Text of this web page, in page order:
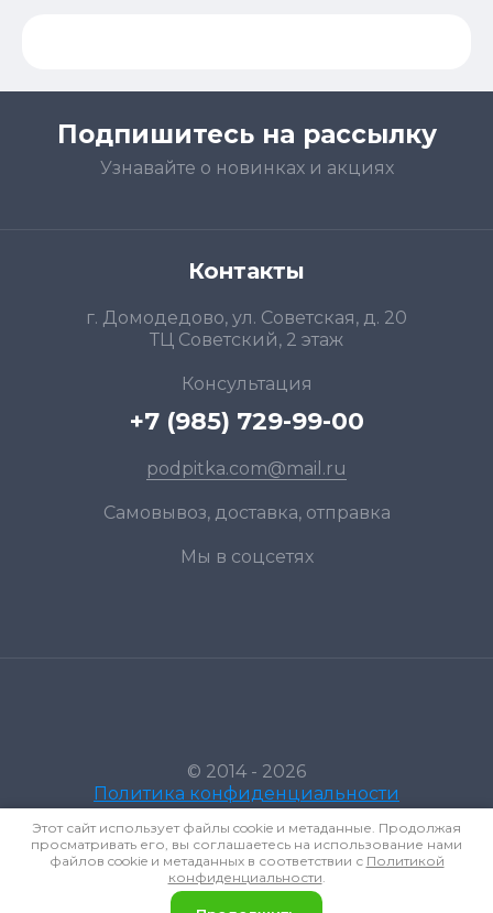
Подпишитесь на рассылку
Узнавайте о новинках и акциях
Контакты
г. Домодедово, ул. Советская, д. 20
ТЦ Советский, 2 этаж
Консультация
+7 (985) 729-99-00
podpitka.com@mail.ru
Самовывоз, доставка, отправка
Мы в соцсетях
© 2014 - 2026
Политика конфиденциальности
Этот сайт использует файлы cookie и метаданные. Продолжая
просматривать его, вы соглашаетесь на использование нами
файлов cookie и метаданных в соответствии с Политикой
конфиденциальности.